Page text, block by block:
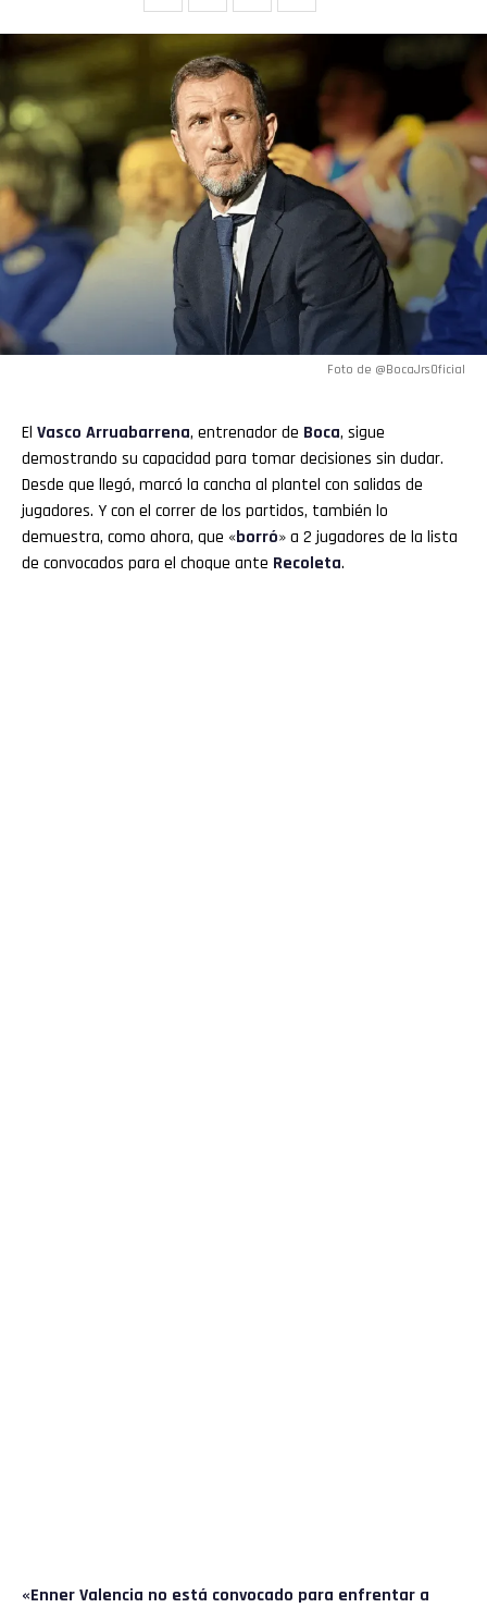
Foto de @BocaJrsOficial
El Vasco Arruabarrena, entrenador de Boca, sigue
demostrando su capacidad para tomar decisiones sin dudar.
Desde que llegó, marcó la cancha al plantel con salidas de
jugadores. Y con el correr de los partidos, también lo
demuestra, como ahora, que «borró» a 2 jugadores de la lista
de convocados para el choque ante Recoleta.
«Enner Valencia no está convocado para enfrentar a